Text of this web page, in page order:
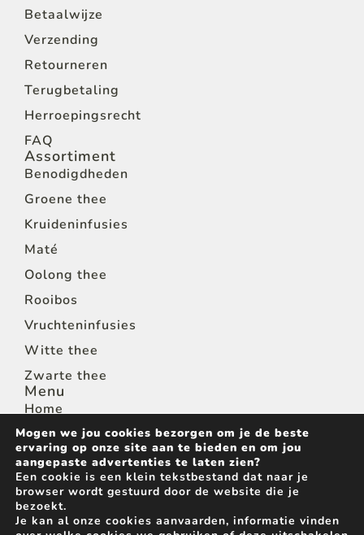
Betaalwijze
Verzending
Retourneren
Terugbetaling
Herroepingsrecht
FAQ
Assortiment
Benodigdheden
Groene thee
Kruideninfusies
Maté
Oolong thee
Rooibos
Vruchteninfusies
Witte thee
Zwarte thee
Menu
Home
Shop
Thee voor horeca
Wie zijn we
Contact
Mogen we jou cookies bezorgen om je de beste
ervaring op onze site aan te bieden en om jou
aangepaste advertenties te laten zien?
Een cookie is een klein tekstbestand dat naar je
browser wordt gestuurd door de website die je
bezoekt.
Je kan al onze cookies aanvaarden, informatie vinden